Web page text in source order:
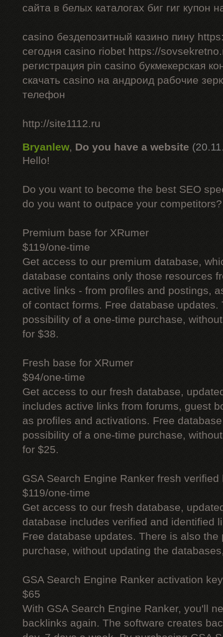
сайта в белых каталогах биг гиг купон
casino бездепозитный казино пину
сегодня casino riobet https://
регистрация pin casino букмекерская
скачать casino на андроид рабочие
телефон
http://site1112.ru
Bryanlew, Do you have a website
Hello!
Do you want to become the best SEO
do you want to outpace your competitors?
Premium base for XRumer
$119/one-time
Get access to our premium database,
database contains only those resources
active links - from profiles and postings,
of contact forms. Free database updates.
possibility of a one-time purchase,
for $38.
Fresh base for XRumer
$94/one-time
Get access to our fresh database,
includes active links from forums, guest
as profiles and activations. Free
possibility of a one-time purchase,
for $25.
GSA Search Engine Ranker fresh verified
$119/one-time
Get access to our fresh database,
database includes verified and identified
Free database updates. There is also
purchase, without updating the
GSA Search Engine Ranker activation key
$65
With GSA Search Engine Ranker, you'll
backlinks again. The software creates